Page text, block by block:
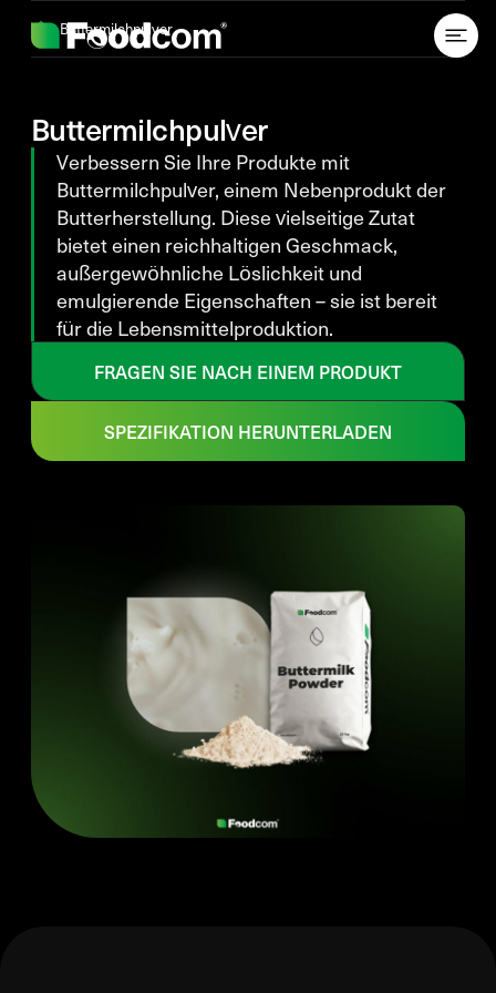
Buttermilchpulver
Buttermilchpulver
Verbessern Sie Ihre Produkte mit
Buttermilchpulver, einem Nebenprodukt der
Butterherstellung. Diese vielseitige Zutat
bietet einen reichhaltigen Geschmack,
außergewöhnliche Löslichkeit und
emulgierende Eigenschaften – sie ist bereit
für die Lebensmittelproduktion.
FRAGEN SIE NACH EINEM PRODUKT
SPEZIFIKATION HERUNTERLADEN